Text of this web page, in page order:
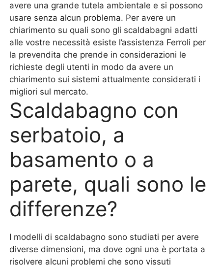
avere una grande tutela ambientale e si possono
usare senza alcun problema. Per avere un
chiarimento su quali sono gli scaldabagni adatti
alle vostre necessità esiste l’assistenza Ferroli per
la prevendita che prende in considerazioni le
richieste degli utenti in modo da avere un
chiarimento sui sistemi attualmente considerati i
migliori sul mercato.
Scaldabagno con
serbatoio, a
basamento o a
parete, quali sono le
differenze?
I modelli di scaldabagno sono studiati per avere
diverse dimensioni, ma dove ogni una è portata a
risolvere alcuni problemi che sono vissuti